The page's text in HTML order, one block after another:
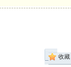
收藏